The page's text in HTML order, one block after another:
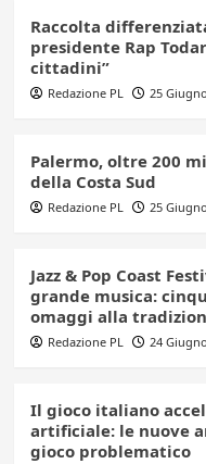
Raccolta
presidente Rap
cittadini”
Redazione PL 25
Palermo, oltre 200
della Costa Sud
Redazione PL 25
Jazz & Pop Coast
grande musica:
omaggi alla
Redazione PL 24
Il gioco italiano
artificiale: le nuove
gioco problematico